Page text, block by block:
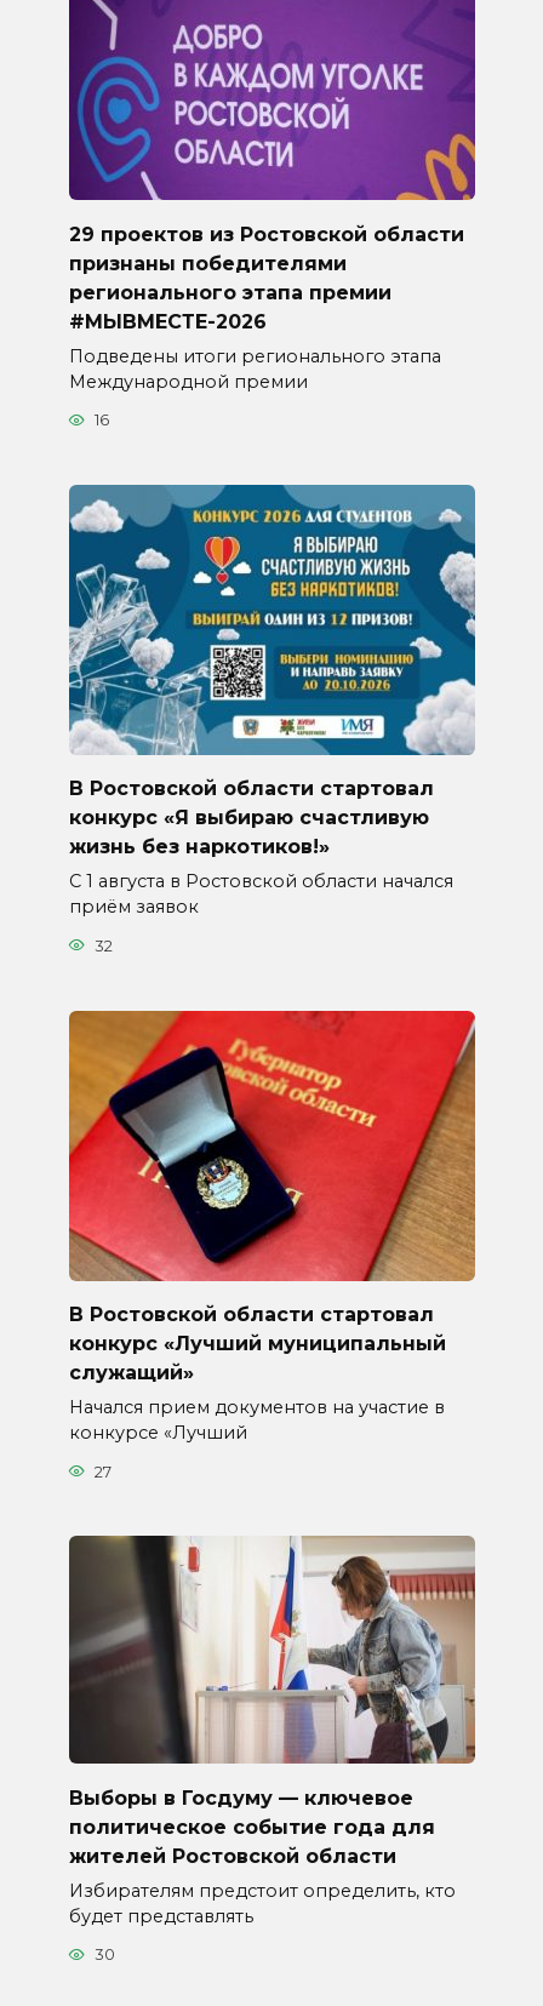
29 проектов из Ростовской области
признаны победителями
регионального этапа премии
#МЫВМЕСТЕ-2026
Подведены итоги регионального этапа
Международной премии
16
В Ростовской области стартовал
конкурс «Я выбираю счастливую
жизнь без наркотиков!»
С 1 августа в Ростовской области начался
приём заявок
32
В Ростовской области стартовал
конкурс «Лучший муниципальный
служащий»
Начался прием документов на участие в
конкурсе «Лучший
27
Выборы в Госдуму — ключевое
политическое событие года для
жителей Ростовской области
Избирателям предстоит определить, кто
будет представлять
30